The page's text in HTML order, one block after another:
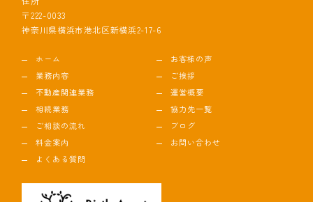
〒222-0033
神奈川県横浜市港北区新横浜2-17-6
ホーム
業務内容
不動産関連業務
相続業務
ご相談の流れ
料金案内
よくある質問
お客様の声
ご挨拶
運営概要
協力先一覧
ブログ
お問い合わせ